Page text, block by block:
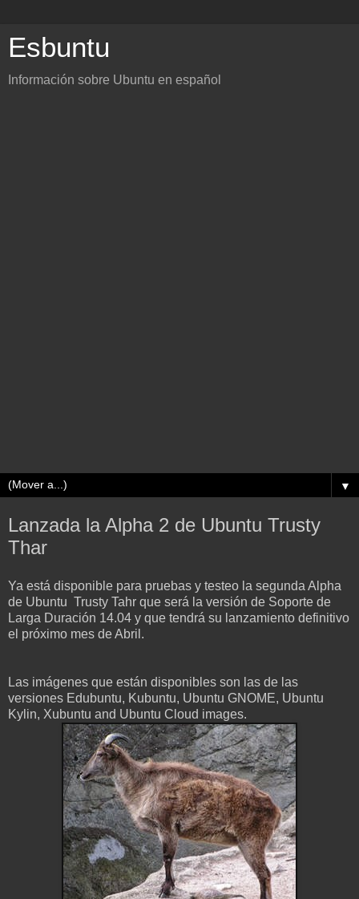
Esbuntu
Información sobre Ubuntu en español
▼
Lanzada la Alpha 2 de Ubuntu Trusty
Thar
Ya está disponible para pruebas y testeo la segunda Alpha
de Ubuntu Trusty Tahr que será la versión de Soporte de
Larga Duración 14.04 y que tendrá su lanzamiento definitivo
el próximo mes de Abril.
Las imágenes que están disponibles son las de las
versiones Edubuntu, Kubuntu, Ubuntu GNOME, Ubuntu
Kylin, Xubuntu and Ubuntu Cloud images.